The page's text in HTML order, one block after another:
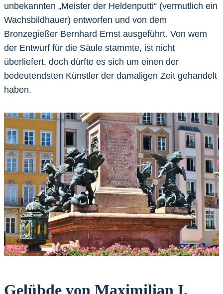
unbekannten „Meister der Heldenputti“ (vermutlich ein
Wachsbildhauer) entworfen und von dem
Bronzegießer Bernhard Ernst ausgeführt. Von wem
der Entwurf für die Säule stammte, ist nicht
überliefert, doch dürfte es sich um einen der
bedeutendsten Künstler der damaligen Zeit gehandelt
haben.
Gelübde von Maximilian I.